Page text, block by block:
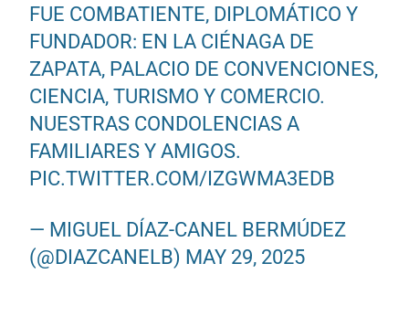
FUE COMBATIENTE, DIPLOMÁTICO Y
FUNDADOR: EN LA CIÉNAGA DE
ZAPATA, PALACIO DE CONVENCIONES,
CIENCIA, TURISMO Y COMERCIO.
NUESTRAS CONDOLENCIAS A
FAMILIARES Y AMIGOS.
PIC.TWITTER.COM/IZGWMA3EDB
— MIGUEL DÍAZ-CANEL BERMÚDEZ
(@DIAZCANELB) MAY 29, 2025